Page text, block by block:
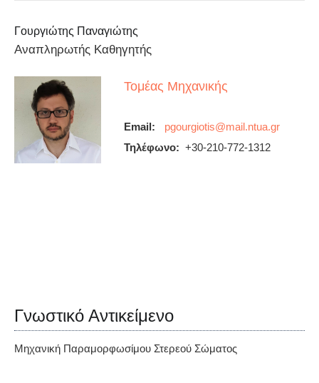
Γουργιώτης Παναγιώτης
Αναπληρωτής Καθηγητής
Τομέας Μηχανικής
Email:
Τηλέφωνο: +30-210-772-1312
Γνωστικό Αντικείμενο
Μηχανική Παραμορφωσίμου Στερεού Σώματος